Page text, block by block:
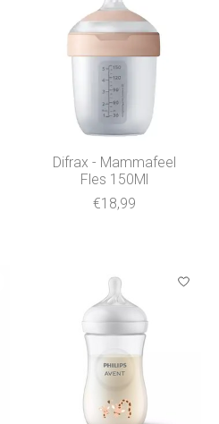
Difrax - Mammafeel
Fles 150Ml
€18,99